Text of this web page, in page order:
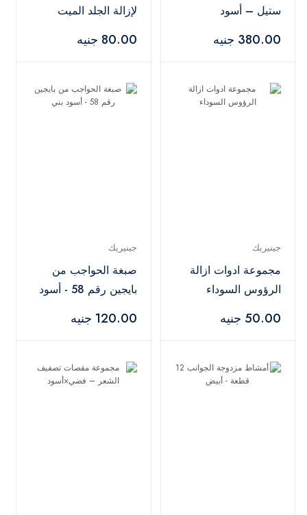
ستيل – أسود
380.00 جنيه
لإزالة الجلد الميت
80.00 جنيه
جينيريك
مجموعة ادوات ازالة
الرؤوس السوداء
50.00 جنيه
جينيريك
صبغة الحواجب من
بايجين رقم 58 - أسود
120.00 جنيه